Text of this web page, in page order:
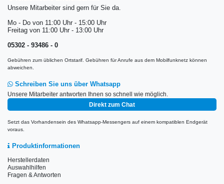
Unsere Mitarbeiter sind gern für Sie da.
Mo - Do von 11:00 Uhr - 15:00 Uhr
Freitag von 11:00 Uhr - 13:00 Uhr
05302 - 93486 - 0
Gebühren zum üblichen Ortstarif. Gebühren für Anrufe aus dem Mobilfunknetz können
abweichen.
Schreiben Sie uns über Whatsapp
Unsere Mitarbeiter antworten Ihnen so schnell wie möglich.
Direkt zum Chat
Setzt das Vorhandensein des Whatsapp-Messengers auf einem kompatiblen Endgerät
voraus.
Produktinformationen
Herstellerdaten
Auswahlhilfen
Fragen & Antworten